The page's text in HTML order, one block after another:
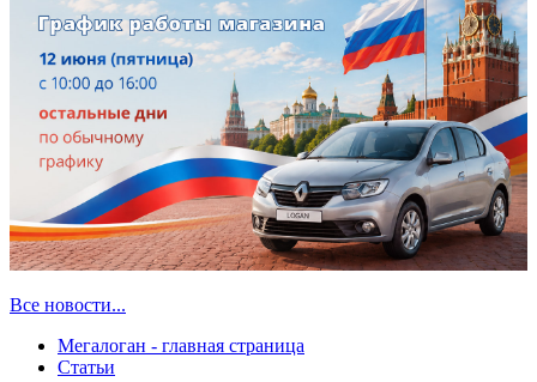
Все новости...
Мегалоган - главная страница
Статьи